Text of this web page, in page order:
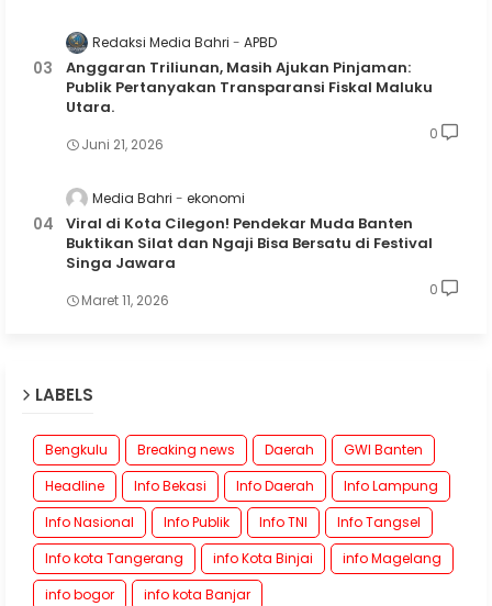
Redaksi Media Bahri APBD
Anggaran Triliunan, Masih Ajukan Pinjaman:
Publik Pertanyakan Transparansi Fiskal Maluku
Utara.
Juni 21, 2026
0
Media Bahri ekonomi
Viral di Kota Cilegon! Pendekar Muda Banten
Buktikan Silat dan Ngaji Bisa Bersatu di Festival
Singa Jawara
Maret 11, 2026
0
LABELS
Bengkulu Breaking news Daerah
GWI Banten
Headline
Info Bekasi Info Daerah
Info Lampung
Info Nasional
Info Publik Info TNI
Info Tangsel
Info kota Tangerang
info Kota Binjai
info Magelang
info bogor
info kota Banjar